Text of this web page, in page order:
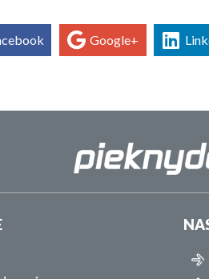
Google+